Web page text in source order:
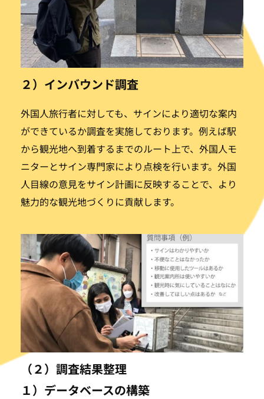
２）インバウンド調査
外国人旅行者に対しても、サインにより適切な案内
ができているか調査を実施しております。例えば駅
から観光地へ到着するまでのルート上で、外国人モ
ニターとサイン専門家により点検を行います。外国
人目線の意見をサイン計画に反映することで、より
魅力的な観光地づくりに貢献します。
（２）調査結果整理
１）データベースの構築